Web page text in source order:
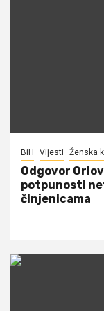
BiH Vijesti Ženska
Odgovor
potpunosti
činjenicama